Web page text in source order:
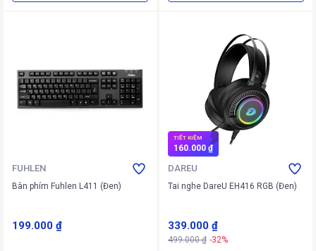
FUHLEN
Bàn phím Fuhlen L411 (Đen)
199.000 ₫
TIẾT KIỆM
160.000 ₫
DAREU
Tai nghe DareU EH416 RGB (Đen)
339.000 ₫
499.000 ₫ -32%